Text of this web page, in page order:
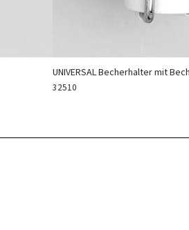
UNIVERSAL Becherhalter mit
32510